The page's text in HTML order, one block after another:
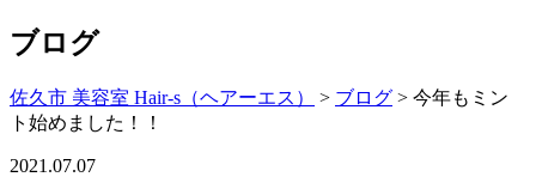
ブログ
佐久市 美容室 Hair-s（ヘアーエス） > ブログ > 今年もミン
ト始めました！！
2021.07.07